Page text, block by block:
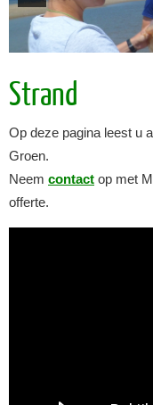
Strand
Op deze pagina leest u
Groen.
Neem contact op met
offerte.